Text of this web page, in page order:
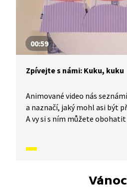
00:59
Zpívejte s námi: Kuku, kuku
Animované video nás
a naznačí, jaký mohl asi být
A vy si s ním můžete
naučíme písničku Kuku, kuku.